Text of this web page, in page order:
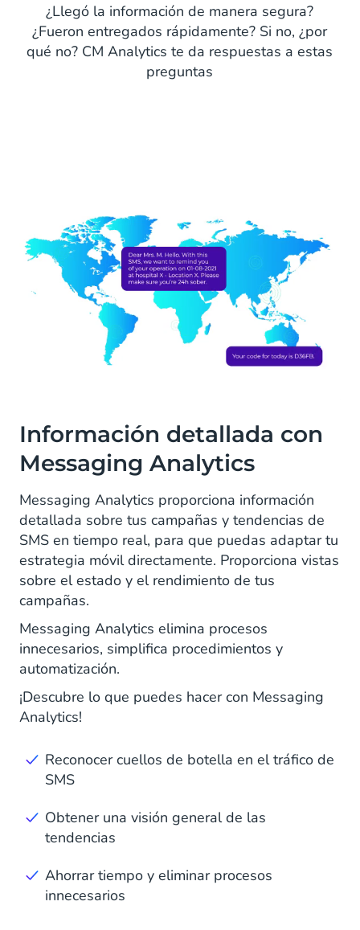
¿Llegó la información de manera segura?
¿Fueron entregados rápidamente? Si no, ¿por
qué no? CM Analytics te da respuestas a estas
preguntas
Información detallada con
Messaging Analytics
Messaging Analytics proporciona información
detallada sobre tus campañas y tendencias de
SMS en tiempo real, para que puedas adaptar tu
estrategia móvil directamente. Proporciona vistas
sobre el estado y el rendimiento de tus
campañas.
Messaging Analytics elimina procesos
innecesarios, simplifica procedimientos y
automatización.
¡Descubre lo que puedes hacer con Messaging
Analytics!
Reconocer cuellos de botella en el tráfico de
SMS
Obtener una visión general de las
tendencias
Ahorrar tiempo y eliminar procesos
innecesarios